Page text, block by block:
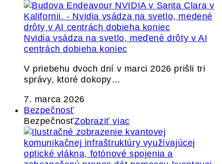
Nvidia vsádza na svetlo, meďené drôty v AI
centrách dobieha koniec
V priebehu dvoch dní v marci 2026 prišli tri
správy, ktoré dokopy…
7. marca 2026
Bezpečnosť
BezpečnosťZobraziť viac